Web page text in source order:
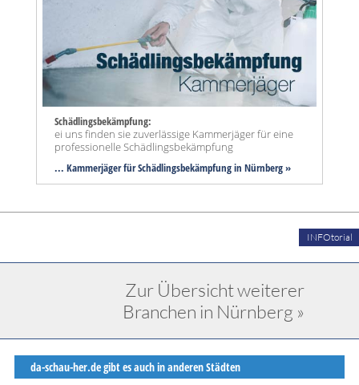
Schädlingsbekämpfung:
ei uns finden sie zuverlässige Kammerjäger für eine
professionelle Schädlingsbekämpfung
... Kammerjäger für Schädlingsbekämpfung in Nürnberg »
INFOtorial
Zur Übersicht weiterer
Branchen in Nürnberg »
da-schau-her.de gibt es auch in anderen Städten